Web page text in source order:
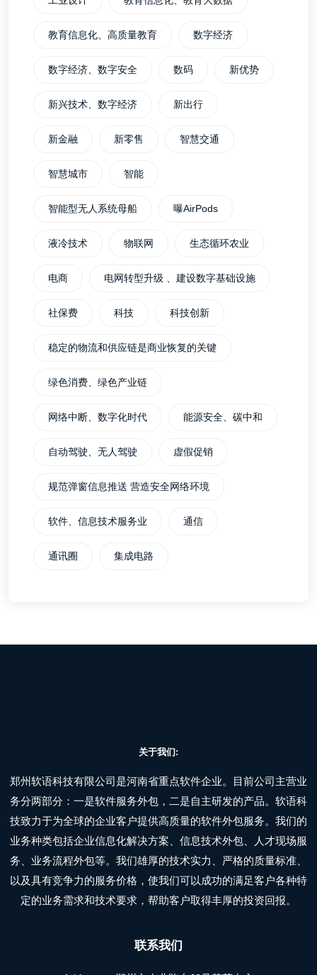
教育信息化、高质量教育 数字经济
数字经济、数字安全 数码 新优势
新兴技术、数字经济 新出行
新金融 新零售 智慧交通
智慧城市 智能
智能型无人系统母船 曝AirPods
液冷技术 物联网 生态循环农业
电商 电网转型升级 、建设数字基础设施
社保费 科技 科技创新
稳定的物流和供应链是商业恢复的关键
绿色消费、绿色产业链
网络中断、数字化时代 能源安全、碳中和
自动驾驶、无人驾驶 虚假促销
规范弹窗信息推送 营造安全网络环境
软件、信息技术服务业 通信
通讯圈 集成电路
关于我们:
郑州软语科技有限公司是河南省重点软件企业。目前公司主营业
务分两部分：一是软件服务外包，二是自主研发的产品。软语科
技致力于为全球的企业客户提供高质量的软件外包服务。我们的
业务种类包括企业信息化解决方案、信息技术外包、人才现场服
务、业务流程外包等。我们雄厚的技术实力、严格的质量标准、
以及具有竞争力的服务价格，使我们可以成功的满足客户各种特
定的业务需求和技术要求，帮助客户取得丰厚的投资回报。
联系我们